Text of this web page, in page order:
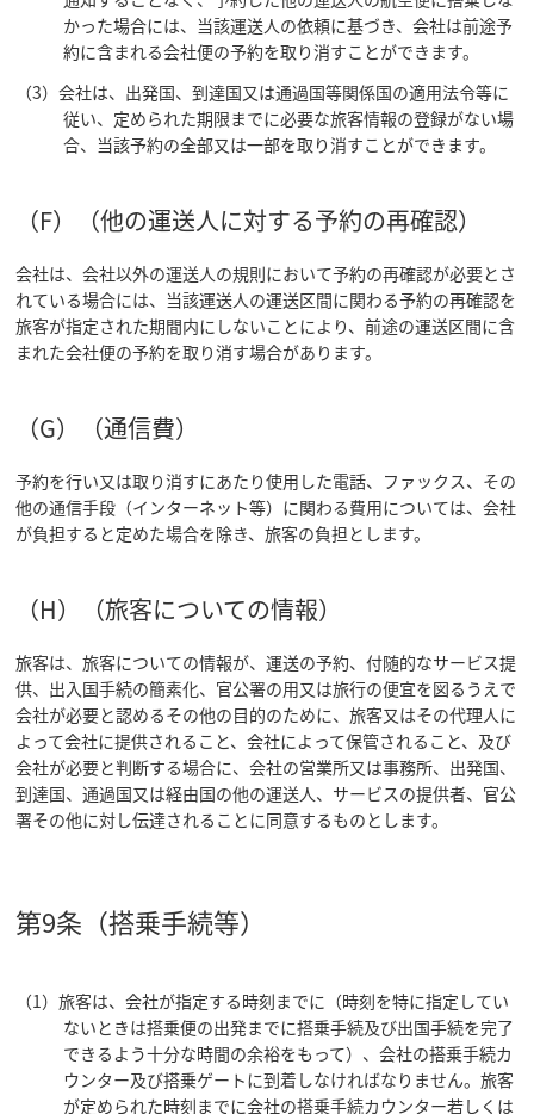
かった場合には、当該運送人の依頼に基づき、会社は前途予
約に含まれる会社便の予約を取り消すことができます。
（3）会社は、出発国、到達国又は通過国等関係国の適用法令等に
従い、定められた期限までに必要な旅客情報の登録がない場
合、当該予約の全部又は一部を取り消すことができます。
（F）（他の運送人に対する予約の再確認）
会社は、会社以外の運送人の規則において予約の再確認が必要とさ
れている場合には、当該運送人の運送区間に関わる予約の再確認を
旅客が指定された期間内にしないことにより、前途の運送区間に含
まれた会社便の予約を取り消す場合があります。
（G）（通信費）
予約を行い又は取り消すにあたり使用した電話、ファックス、その
他の通信手段（インターネット等）に関わる費用については、会社
が負担すると定めた場合を除き、旅客の負担とします。
（H）（旅客についての情報）
旅客は、旅客についての情報が、運送の予約、付随的なサービス提
供、出入国手続の簡素化、官公署の用又は旅行の便宜を図るうえで
会社が必要と認めるその他の目的のために、旅客又はその代理人に
よって会社に提供されること、会社によって保管されること、及び
会社が必要と判断する場合に、会社の営業所又は事務所、出発国、
到達国、通過国又は経由国の他の運送人、サービスの提供者、官公
署その他に対し伝達されることに同意するものとします。
第9条（搭乗手続等）
（1）旅客は、会社が指定する時刻までに（時刻を特に指定してい
ないときは搭乗便の出発までに搭乗手続及び出国手続を完了
できるよう十分な時間の余裕をもって）、会社の搭乗手続カ
ウンター及び搭乗ゲートに到着しなければなりません。旅客
が定められた時刻までに会社の搭乗手続カウンター若しくは